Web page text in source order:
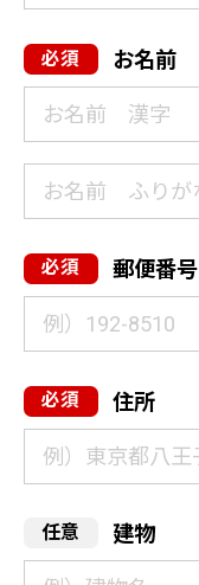
お名前
郵便番号
住所
建物